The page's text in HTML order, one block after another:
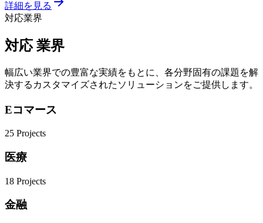
詳細を見る
対応業界
対応 業界
幅広い業界での豊富な実績をもとに、各分野固有の課題を解
決するカスタマイズされたソリューションをご提供します。
Eコマース
25 Projects
医療
18 Projects
金融